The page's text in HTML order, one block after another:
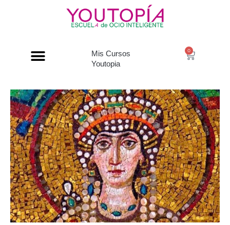
Mis Cursos
Youtopia
0